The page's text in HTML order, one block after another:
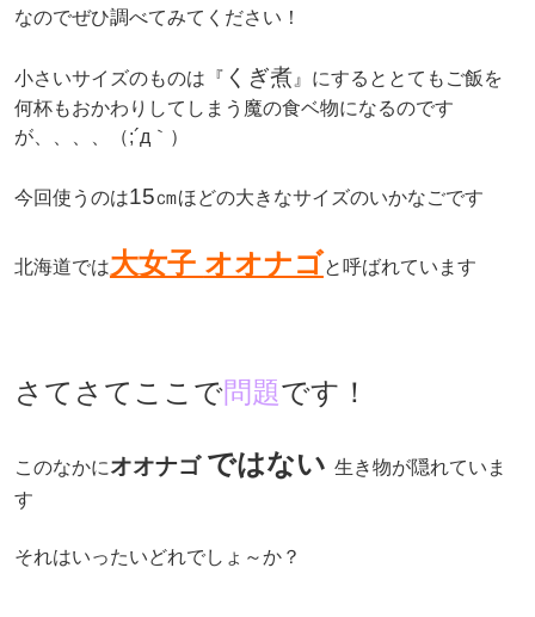
なのでぜひ調べてみてください！
小さいサイズのものは 『 くぎ煮 』 にするととてもご飯を
何杯もおかわりしてしまう魔の食ベ物になるのです
が、、、、（;´д｀）
今回使うのは15㎝ほどの大きなサイズのいかなごです
北海道では大女子 オオナゴと呼ばれています
さてさてここで問題です！
このなかにオオナゴ ではない 生き物が隠れていま
す
それはいったいどれでしょ～か？